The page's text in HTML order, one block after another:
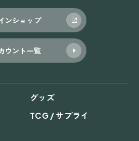
ンショップ
ウント一覧
グッズ
TCG / サプライ